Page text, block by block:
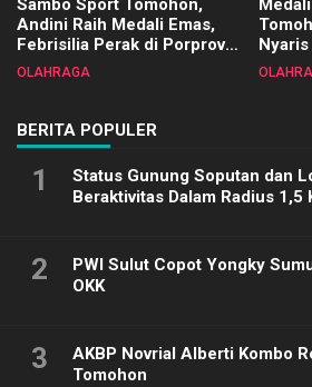
Sambo Sport Tomohon,
Andini Raih Medali Emas,
Febrisilia Perak di Porprov
Sulut 2025
OLAHRAGA
Nyaris
Biliar
BERITA POPULER
1
Status Gunung Soputan dan
Beraktivitas Dalam Radius 1,5
2
PWI Sulut Copot Yongky
OKK
3
AKBP Novrial Alberti Kombo
Tomohon